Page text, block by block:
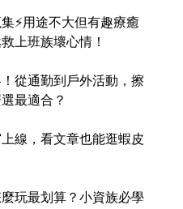
⚡用途不大但有趣療癒
上班族壞心情！
從通勤到戶外活動，擦
最適合？
線，看文章也能逛蝦皮
玩最划算？小資族必學